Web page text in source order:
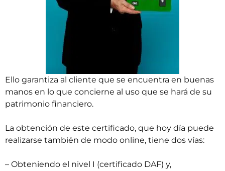
Ello garantiza al cliente que se encuentra en buenas
manos en lo que concierne al uso que se hará de su
patrimonio financiero.
La obtención de este certificado, que hoy día puede
realizarse también de modo online, tiene dos vías:
– Obteniendo el nivel I (certificado DAF) y,